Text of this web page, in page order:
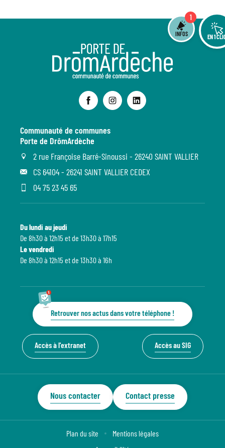
Communauté de communes
Porte de DrômArdèche
2 rue Françoise Barré-Sinoussi - 26240 SAINT VALLIER
CS 64104 - 26241 SAINT VALLIER CEDEX
04 75 23 45 65
Du lundi au jeudi
De 8h30 à 12h15 et de 13h30 à 17h15
Le vendredi
De 8h30 à 12h15 et de 13h30 à 16h
Retrouver nos actus dans votre téléphone !
Accès à l'extranet Accès au SIG
Nous contacter Contact presse
Plan du site
Mentions légales
1
INFOS EN 1